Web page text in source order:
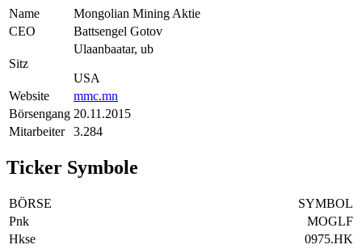
Name
Mongolian Mining Aktie
CEO
Battsengel Gotov
Sitz
Ulaanbaatar, ub
USA
Website
mmc.mn
Börsengang 20.11.2015
Mitarbeiter
3.284
Ticker Symbole
BÖRSE
SYMBOL
Pnk
MOGLF
Hkse
0975.HK